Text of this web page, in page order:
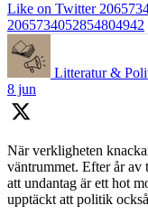
Like on Twitter
2065734052854804942
Litteratur &
8 jun
När verkligheten
väntrummet. Efter år av
att undantag är ett hot
upptäckt att politik